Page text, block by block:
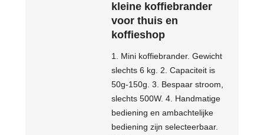
kleine koffiebrander
voor thuis en
koffieshop
1. Mini koffiebrander. Gewicht
slechts 6 kg. 2. Capaciteit is
50g-150g. 3. Bespaar stroom,
slechts 500W. 4. Handmatige
bediening en ambachtelijke
bediening zijn selecteerbaar.